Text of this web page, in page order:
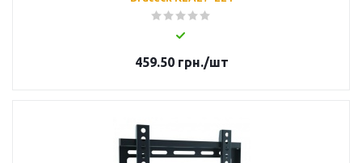
459.50грн./шт